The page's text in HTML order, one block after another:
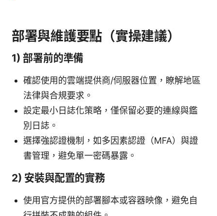
部署與維護要點（實操建議）
1) 部署前的準備
確認使用的雲端提供商/伺服器位置，瞭解地區
法律與合規要求。
設定最小日誌化策略，僅保留必要的連線與鑑
別日誌。
選擇強認證機制，如多因素認證（MFA）與證
書管理，避免單一密碼暴露。
2) 安裝與配置的實務
使用官方提供的部署腳本或容器映像，避免自